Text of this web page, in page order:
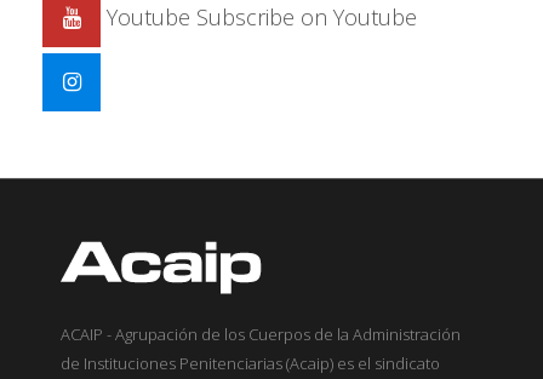
Youtube Subscribe on Youtube
ACAIP - Agrupación de los Cuerpos de la Administración
de Instituciones Penitenciarias (Acaip) es el sindicato